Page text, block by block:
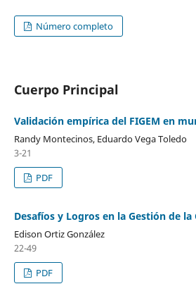
Número completo
Cuerpo Principal
Validación empírica del FIGEM en
Randy Montecinos, Eduardo Vega Toledo
3-21
PDF
Desafíos y Logros en la Gestión de la
Edison Ortiz González
22-49
PDF